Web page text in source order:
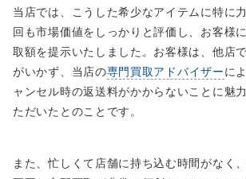
当店では、こうした希少なアイテムに特に
回も市場価値をしっかりと評価し、お客様
取額を提示いたしました。お客様は、他店
がいかず、当店の専門買取アドバイザーに
ャンセル時の返送料がかからないことに魅
ただいたとのことです。
また、忙しくて店舗に持ち込む時間がなく